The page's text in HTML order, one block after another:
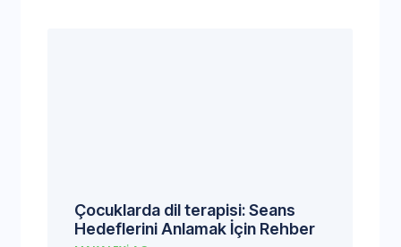
Çocuklarda dil terapisi: Seans
Hedeflerini Anlamak İçin Rehber